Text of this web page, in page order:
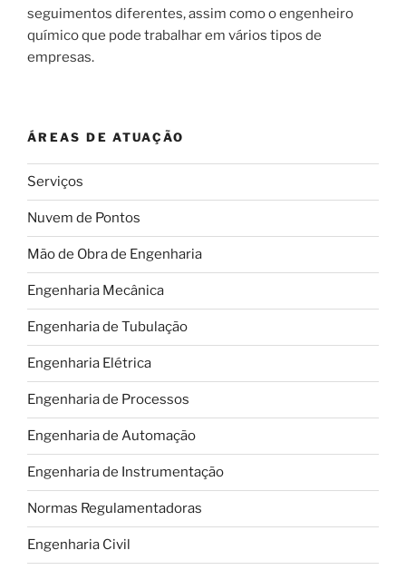
seguimentos diferentes, assim como o engenheiro
químico que pode trabalhar em vários tipos de
empresas.
ÁREAS DE ATUAÇÃO
Serviços
Nuvem de Pontos
Mão de Obra de Engenharia
Engenharia Mecânica
Engenharia de Tubulação
Engenharia Elétrica
Engenharia de Processos
Engenharia de Automação
Engenharia de Instrumentação
Normas Regulamentadoras
Engenharia Civil